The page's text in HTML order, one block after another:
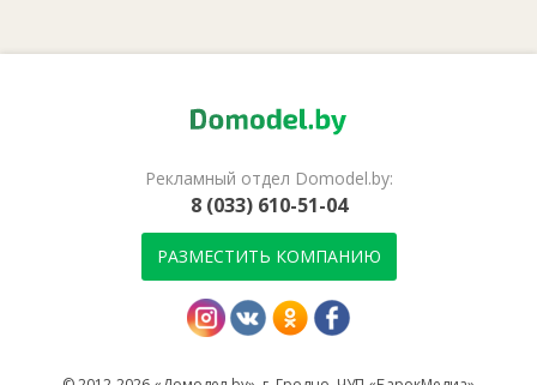
Рекламный отдел Domodel.by:
8 (033) 610-51-04
РАЗМЕСТИТЬ КОМПАНИЮ